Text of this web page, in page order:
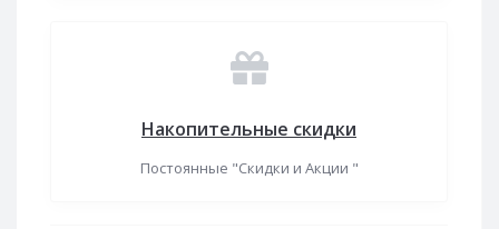
Накопительные скидки
Постоянные "Скидки и Акции "